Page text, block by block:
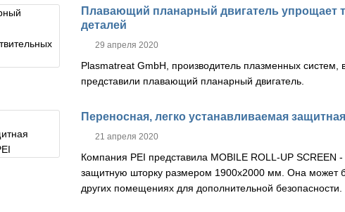
Плавающий планарный двигатель упрощает
деталей
29 апреля 2020
Plasmatreat GmbH, производитель плазменных систем,
представили плавающий планарный двигатель.
Переносная, легко устанавливаемая
21 апреля 2020
Компания PEI представила MOBILE ROLL-UP SCREEN
защитную шторку размером 1900x2000 мм. Она может
других помещениях для дополнительной безопасности.